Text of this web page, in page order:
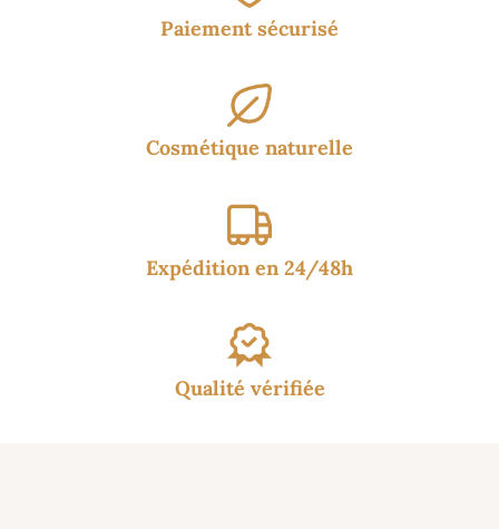
Paiement sécurisé
Cosmétique naturelle
Expédition en 24/48h
Qualité vérifiée